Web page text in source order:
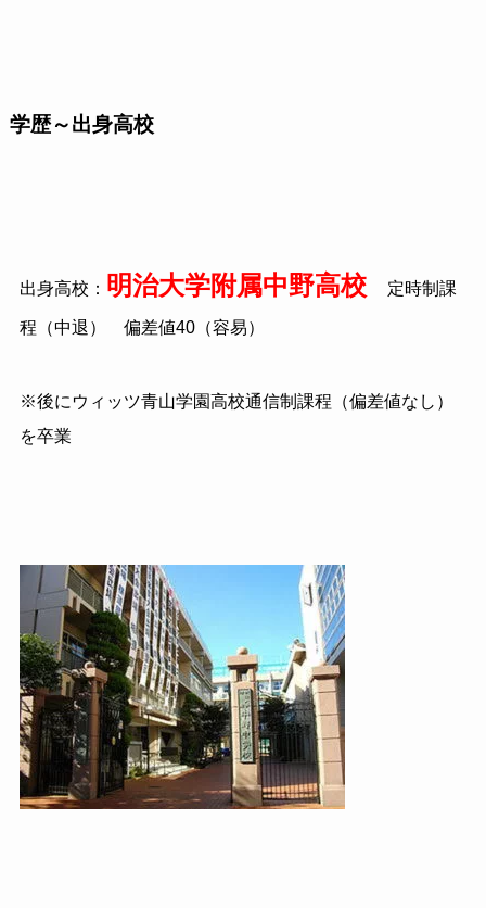
学歴～出身高校
出身高校： 明治大学附属中野高校 定時制課
程（中退） 偏差値40（容易）
※後にウィッツ青山学園高校通信制課程（偏差値なし）
を卒業